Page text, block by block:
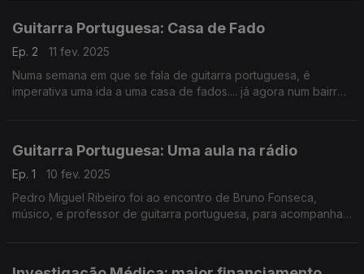
Guitarra Portuguesa: Casa de Fado
Ep. 2
11 fev. 2025
Numa semana em que se fala de guitarra portuguesa, é
imperativa uma ida a uma casa de fados.... já agora num bairro
Guitarra Portuguesa: Uma aula na rádio
Ep. 1
10 fev. 2025
Pedro Miguel Ribeiro foi ao encontro de Bruno Fonseca,
músico, e professor de guitarra portuguesa, para acompanhar